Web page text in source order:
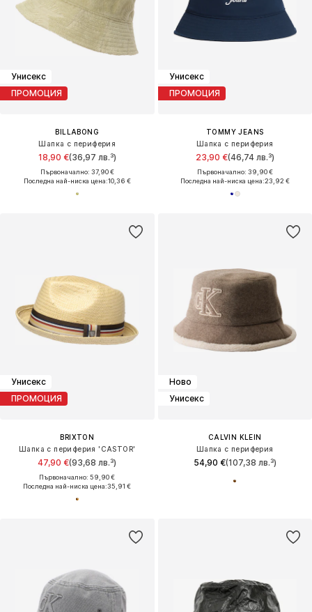
Унисекс
ПРОМОЦИЯ
BILLABONG
Шапка с периферия
18,90 €(36,97 лв.³)
Първоначално: 37,90 €
Последна най-ниска цена:10,36 €
Унисекс
ПРОМОЦИЯ
TOMMY JEANS
Шапка с периферия
23,90 €(46,74 лв.³)
Първоначално: 39,90 €
Последна най-ниска цена:23,92 €
Унисекс
ПРОМОЦИЯ
BRIXTON
Шапка с периферия 'CASTOR'
47,90 €(93,68 лв.³)
Първоначално: 59,90 €
Последна най-ниска цена:35,91 €
Ново
Унисекс
CALVIN KLEIN
Шапка с периферия
54,90 €(107,38 лв.³)